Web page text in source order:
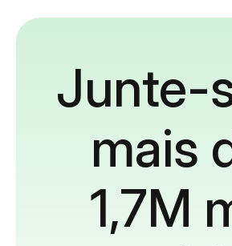
Junte-
mais
1,7M